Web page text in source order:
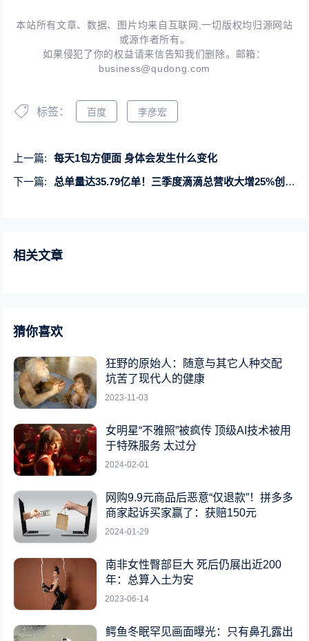
本站所有文章、数据、图片均来自互联网,一切版权均归源网站
或源作者所有。
如果侵犯了你的权益请来信告知我们删除。邮箱：
business@qudong.com
标签： 百度 李彦宏
上一篇:
每天1包方便面 身体会发生什么变化
下一篇:
总单量达35.79亿单！三季度滴滴总营收大增25%创新高
相关文章
猜你喜欢
狂野的原始人：随意与其它人种交配
坑苦了现代人的健康
2023-11-03
女明星“不雅照”被疯传 顶级AI技术被用
于特殊服务 太过分
2024-02-01
网购9.9元商品后恶意“仅退款”！拼多多
商家起诉买家赢了：获赔150元
2024-01-29
南非女性臀部巨大 死后仍展出近200
年：总算入土为安
2023-06-14
鳄鱼冬眠罕见画面曝光：只有鼻孔露出